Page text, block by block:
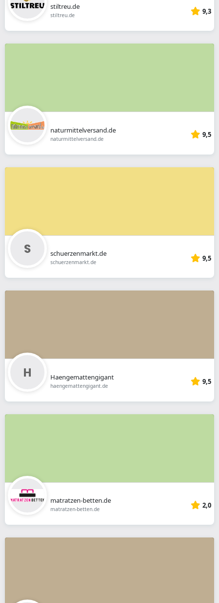
stiltreu.de
stiltreu.de 9,3
naturmittelversand.de
naturmittelversand.de 9,5
schuerzenmarkt.de
schuerzenmarkt.de 9,5
Haengemattengigant
haengemattengigant.de 9,5
matratzen-betten.de
matratzen-betten.de 2,0